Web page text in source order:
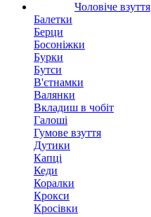
Чоловіче взуття
Балетки
Берци
Босоніжки
Бурки
Бутси
В'єтнамки
Валянки
Вкладиш в чобіт
Галоші
Гумове взуття
Дутики
Капці
Кеди
Коралки
Крокси
Кросівки